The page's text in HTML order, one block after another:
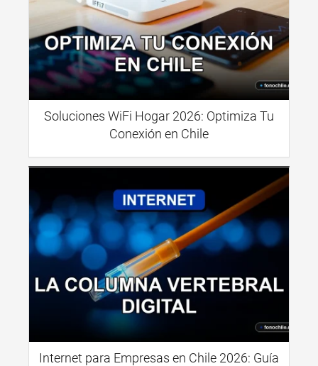
Soluciones WiFi Hogar 2026: Optimiza Tu
Conexión en Chile
Internet para Empresas en Chile 2026: Guía